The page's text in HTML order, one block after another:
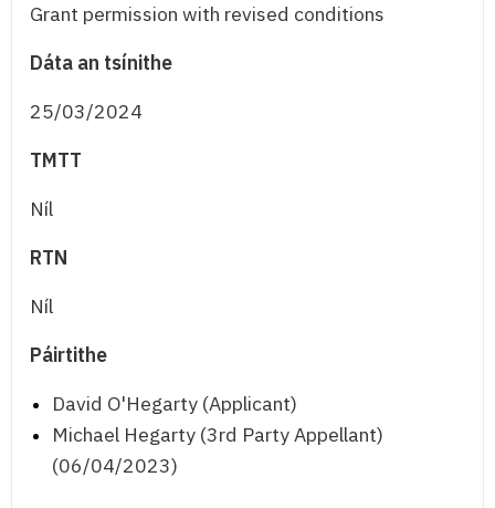
Grant permission with revised conditions
Dáta an tsínithe
25/03/2024
TMTT
Níl
RTN
Níl
Páirtithe
David O'Hegarty (Applicant)
Michael Hegarty (3rd Party Appellant)
(06/04/2023)